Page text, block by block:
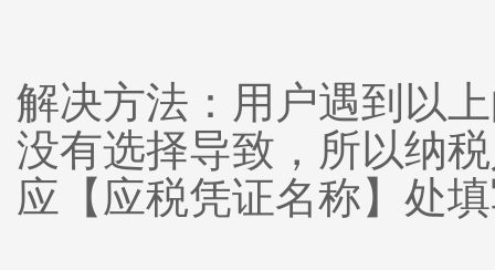
解决方法：用户遇到以
没有选择导致，所以纳
应【应税凭证名称】处